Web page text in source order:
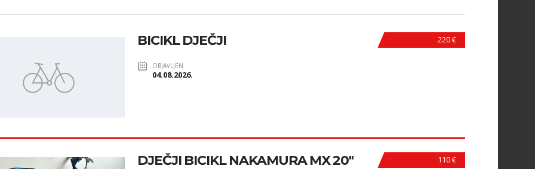
220 €
BICIKL DJEČJI
OBJAVLJEN
04.08.2026.
110 €
DJEČJI BICIKL NAKAMURA MX 20"